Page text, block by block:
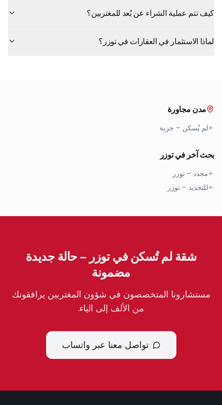
كيف تتم عملية الشراء عن بُعد للمغتربين؟
لماذا الاستثمار في العقارات في توزر؟
مدن مجاورة
لم يُسكن – جربة
بحث آخر في توزر
مجدد – توزر
للتجديد – توزر
شقة لم تُسكن في توزر – حالة جديدة
مضمونة
مستشارونا المتخصصون في شؤون المغتربين يرافقونك
من الألف إلى الياء.
تواصل معنا عبر واتساب